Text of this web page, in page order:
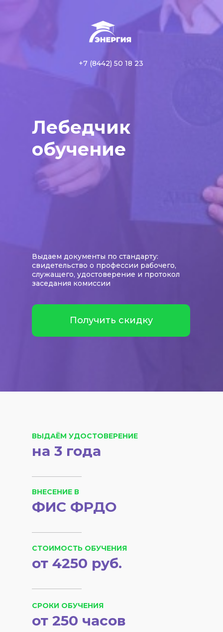
Лебедчик
обучение
Выдаем документы по стандарту:
свидетельство о профессии рабочего,
служащего, удостоверение и протокол
заседания комиссии
+7 (8442) 50 18 23
Получить скидку
ВЫДАЁМ УДОСТОВЕРЕНИЕ
на 3 года
ВНЕСЕНИЕ В
ФИС ФРДО
СРОКИ ОБУЧЕНИЯ
СТОИМОСТЬ ОБУЧЕНИЯ
от 250 часов
от 4250 руб.